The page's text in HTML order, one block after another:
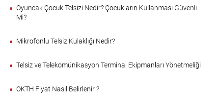
Oyuncak Çocuk Telsizi Nedir? Çocukların Kullanması Güvenli
Mi?
Mikrofonlu Telsiz Kulaklığı Nedir?
Telsiz ve Telekomünikasyon Terminal Ekipmanları Yönetmeliği
OKTH Fiyat Nasıl Belirlenir ?